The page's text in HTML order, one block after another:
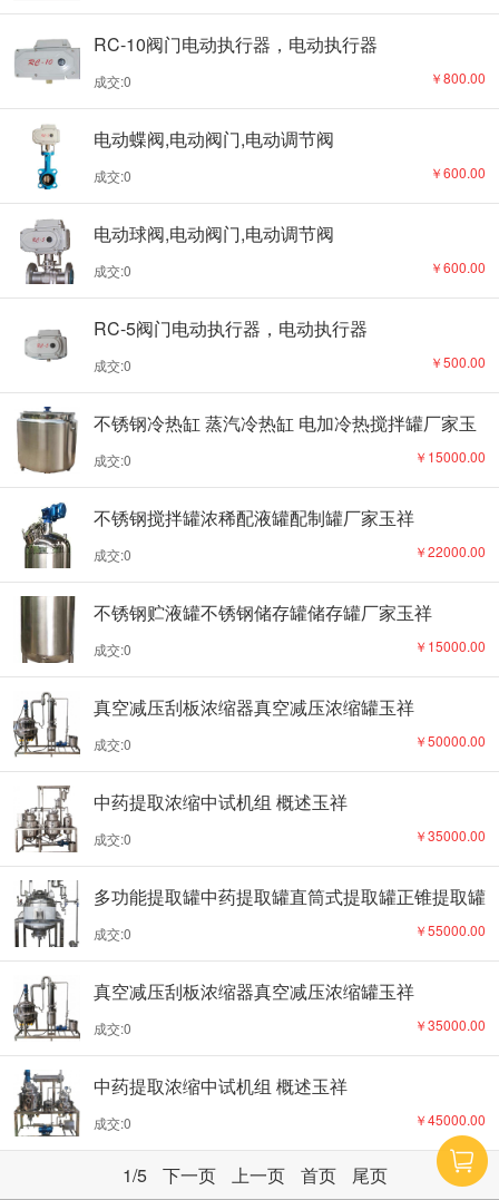
RC-10阀门电动执行器，电动执行器
￥800.00
成交:0
电动蝶阀,电动阀门,电动调节阀
￥600.00
成交:0
电动球阀,电动阀门,电动调节阀
￥600.00
成交:0
RC-5阀门电动执行器，电动执行器
￥500.00
成交:0
不锈钢冷热缸 蒸汽冷热缸 电加冷热搅拌罐厂家玉
祥
￥15000.00
成交:0
不锈钢搅拌罐浓稀配液罐配制罐厂家玉祥
￥22000.00
成交:0
不锈钢贮液罐不锈钢储存罐储存罐厂家玉祥
￥15000.00
成交:0
真空减压刮板浓缩器真空减压浓缩罐玉祥
￥50000.00
成交:0
中药提取浓缩中试机组 概述玉祥
￥35000.00
成交:0
多功能提取罐中药提取罐直筒式提取罐正锥提取罐
￥55000.00
成交:0
真空减压刮板浓缩器真空减压浓缩罐玉祥
￥35000.00
成交:0
中药提取浓缩中试机组 概述玉祥
￥45000.00
成交:0
1/5 下一页 上一页 首页 尾页